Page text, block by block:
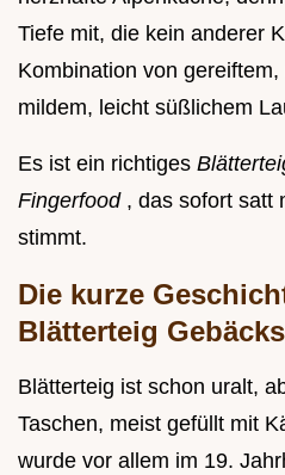
Tiefe mit, die kein anderer
Kombination von
mildem, leicht süßlichem
Es ist ein richtiges
Fingerfood , das sofort satt
stimmt.
Die kurze
Blätterteig Gebäcks
Blätterteig ist schon uralt,
Taschen, meist gefüllt mit
wurde vor allem im 19.